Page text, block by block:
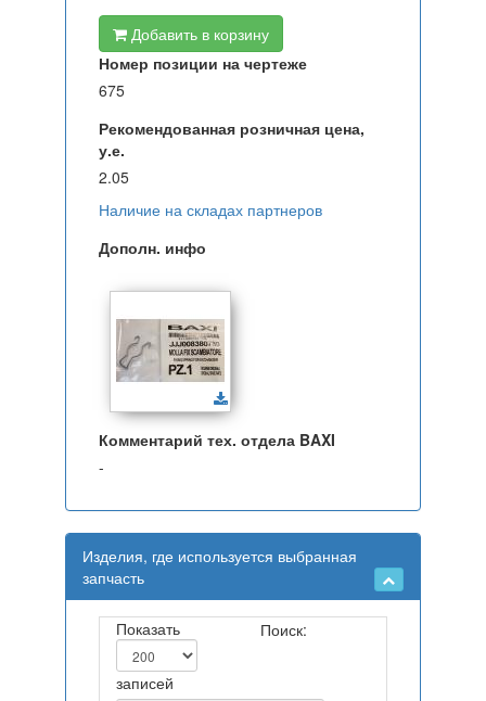
Добавить в корзину
Номер позиции на чертеже
675
Рекомендованная розничная цена,
у.е.
2.05
Наличие на складах партнеров
Дополн. инфо
Комментарий тех. отдела BAXI
-
Изделия, где используется выбранная
запчасть
Показать
записей
Поиск: